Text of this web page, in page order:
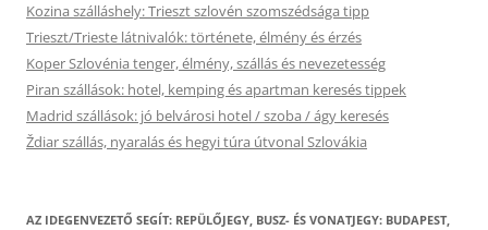
Kozina szálláshely: Trieszt szlovén szomszédsága tipp
Trieszt/Trieste látnivalók: története, élmény és érzés
Koper Szlovénia tenger, élmény, szállás és nevezetesség
Piran szállások: hotel, kemping és apartman keresés tippek
Madrid szállások: jó belvárosi hotel / szoba / ágy keresés
Ždiar szállás, nyaralás és hegyi túra útvonal Szlovákia
AZ IDEGENVEZETŐ SEGÍT: REPÜLŐJEGY, BUSZ- ÉS VONATJEGY: BUDAPEST,